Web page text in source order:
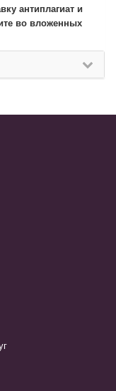
антиплагиат и
во вложенных